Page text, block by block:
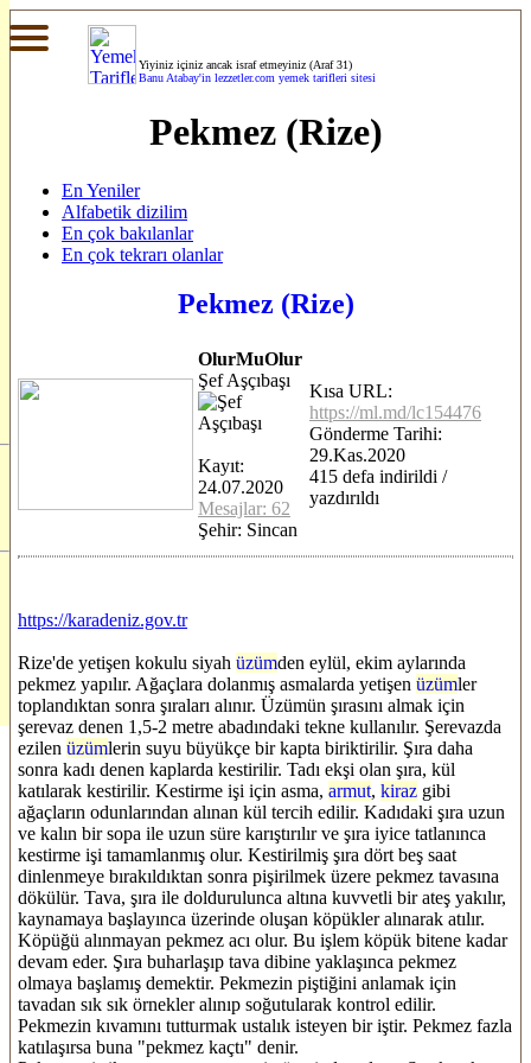
Yiyiniz içiniz ancak israf etmeyiniz (Araf 31)
Banu Atabay'in lezzetler.com yemek tarifleri sitesi
Pekmez (Rize)
En Yeniler
Alfabetik dizilim
En çok bakılanlar
En çok tekrarı olanlar
Pekmez (Rize)
OlurMuOlur
Şef Aşçıbaşı
Kayıt:
24.07.2020
Mesajlar: 62
Şehir: Sincan
Kısa URL:
https://ml.md/lc154476
Gönderme Tarihi:
29.Kas.2020
415 defa indirildi /
yazdırıldı
https://karadeniz.gov.tr
Rize'de yetişen kokulu siyah üzümden eylül, ekim aylarında
pekmez yapılır. Ağaçlara dolanmış asmalarda yetişen üzümler
toplandıktan sonra şıraları alınır. Üzümün şırasını almak için
şerevaz denen 1,5-2 metre abadındaki tekne kullanılır. Şerevazda
ezilen üzümlerin suyu büyükçe bir kapta biriktirilir. Şıra daha
sonra kadı denen kaplarda kestirilir. Tadı ekşi olan şıra, kül
katılarak kestirilir. Kestirme işi için asma, armut, kiraz gibi
ağaçların odunlarından alınan kül tercih edilir. Kadıdaki şıra uzun
ve kalın bir sopa ile uzun süre karıştırılır ve şıra iyice tatlanınca
kestirme işi tamamlanmış olur. Kestirilmiş şıra dört beş saat
dinlenmeye bırakıldıktan sonra pişirilmek üzere pekmez tavasına
dökülür. Tava, şıra ile doldurulunca altına kuvvetli bir ateş yakılır,
kaynamaya başlayınca üzerinde oluşan köpükler alınarak atılır.
Köpüğü alınmayan pekmez acı olur. Bu işlem köpük bitene kadar
devam eder. Şıra buharlaşıp tava dibine yaklaşınca pekmez
olmaya başlamış demektir. Pekmezin piştiğini anlamak için
tavadan sık sık örnekler alınıp soğutularak kontrol edilir.
Pekmezin kıvamını tutturmak ustalık isteyen bir iştir. Pekmez fazla
katılaşırsa buna "pekmez kaçtı" denir.